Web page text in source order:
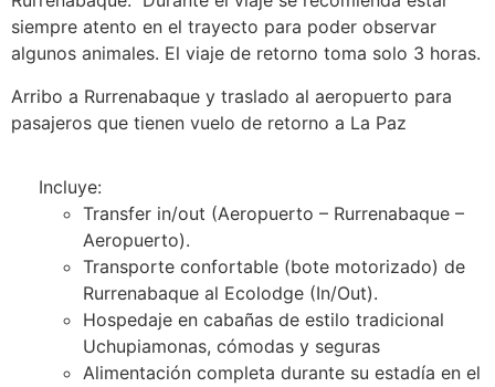
siempre atento en el trayecto para poder observar
algunos animales. El viaje de retorno toma solo 3 horas.
Arribo a Rurrenabaque y traslado al aeropuerto para
pasajeros que tienen vuelo de retorno a La Paz
Incluye:
Transfer in/out (Aeropuerto – Rurrenabaque –
Aeropuerto).
Transporte confortable (bote motorizado) de
Rurrenabaque al Ecolodge (In/Out).
Hospedaje en cabañas de estilo tradicional
Uchupiamonas, cómodas y seguras
Alimentación completa durante su estadía en el